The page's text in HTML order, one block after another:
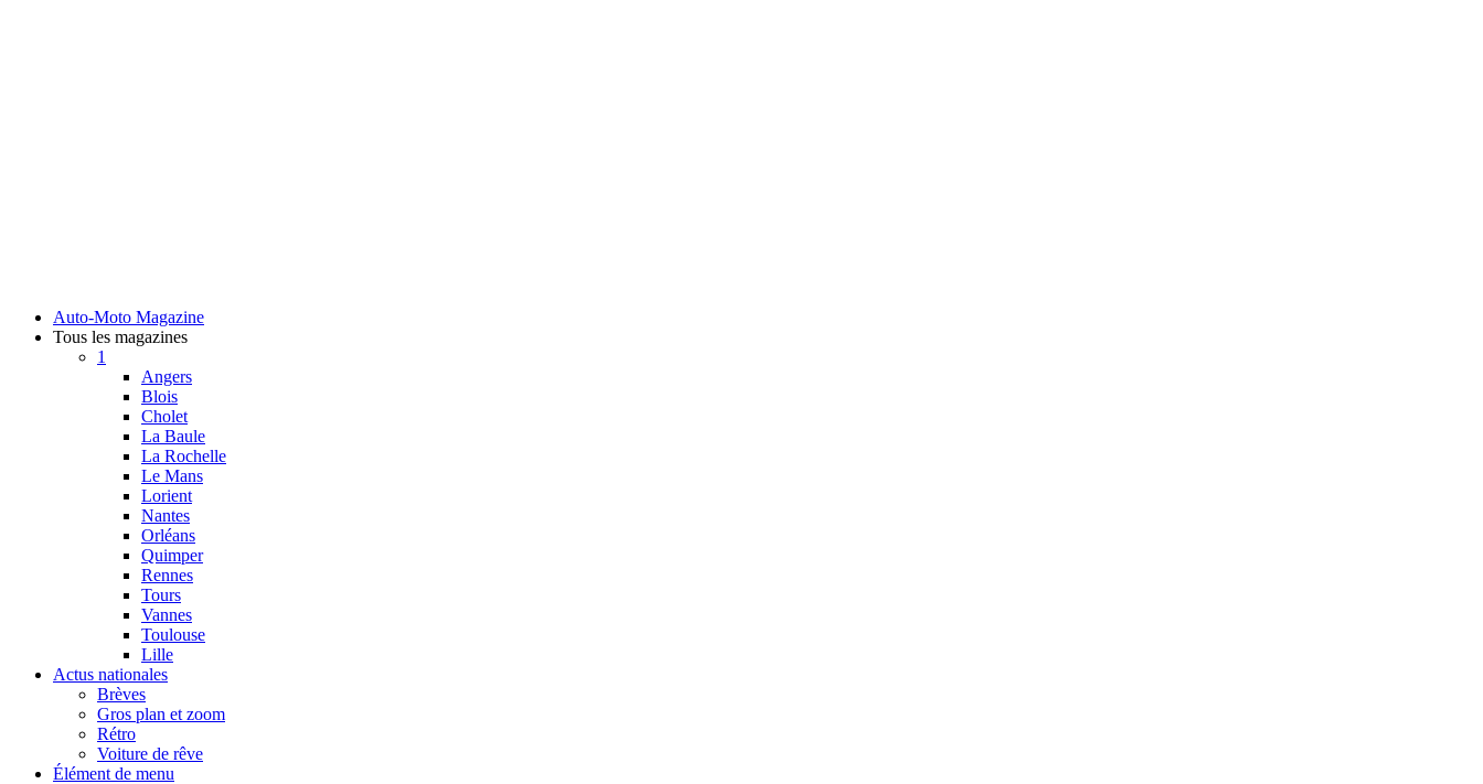
Auto-Moto Magazine
Tous les magazines
1
Angers
Blois
Cholet
La Baule
La Rochelle
Le Mans
Lorient
Nantes
Orléans
Quimper
Rennes
Tours
Vannes
Toulouse
Lille
Actus nationales
Brèves
Gros plan et zoom
Rétro
Voiture de rêve
Élément de menu